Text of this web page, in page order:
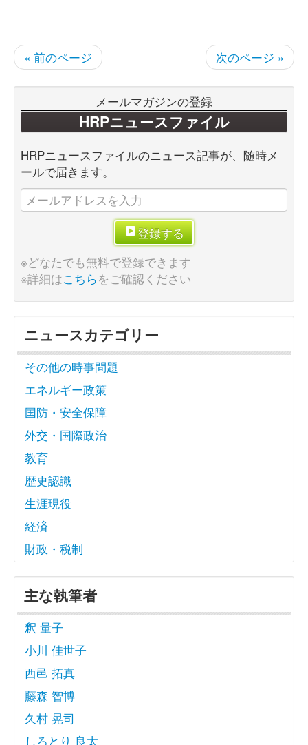
« 前のページ 次のページ »
メールマガジンの登録
HRPニュースファイル
HRPニュースファイルのニュース記事が、随時メ
ールで届きます。
登録する
※どなたでも無料で登録できます
※詳細はこちらをご確認ください
ニュースカテゴリー
その他の時事問題
エネルギー政策
国防・安全保障
外交・国際政治
教育
歴史認識
生涯現役
経済
財政・税制
主な執筆者
釈 量子
小川 佳世子
西邑 拓真
藤森 智博
久村 晃司
しろとり 良太